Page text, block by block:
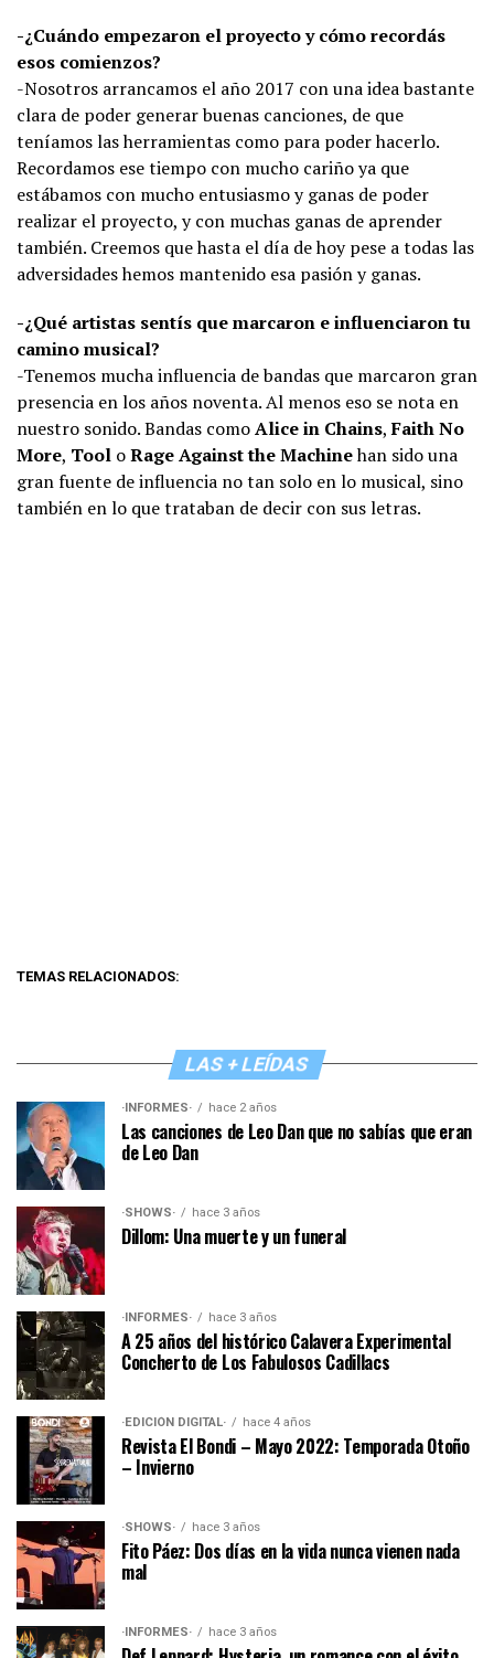
-¿Cuándo empezaron el proyecto y cómo recordás
esos comienzos?
-Nosotros arrancamos el año 2017 con una idea bastante
clara de poder generar buenas canciones, de que
teníamos las herramientas como para poder hacerlo.
Recordamos ese tiempo con mucho cariño ya que
estábamos con mucho entusiasmo y ganas de poder
realizar el proyecto, y con muchas ganas de aprender
también. Creemos que hasta el día de hoy pese a todas las
adversidades hemos mantenido esa pasión y ganas.
-¿Qué artistas sentís que marcaron e influenciaron tu
camino musical?
-Tenemos mucha influencia de bandas que marcaron gran
presencia en los años noventa. Al menos eso se nota en
nuestro sonido. Bandas comoAlice in Chains,Faith No
More, Tool oRage Against the Machinehan sido una
gran fuente de influencia no tan solo en lo musical, sino
también en lo que trataban de decir con sus letras.
TEMAS RELACIONADOS:
LAS + LEÍDAS
·INFORMES· hace 2 años
Las canciones de Leo Dan que no sabías que eran
de Leo Dan
·SHOWS· hace 3 años
Dillom: Una muerte y un funeral
·INFORMES· hace 3 años
A 25 años del histórico Calavera Experimental
Concherto de Los Fabulosos Cadillacs
·EDICIÓN DIGITAL· hace 4 años
Revista El Bondi – Mayo 2022: Temporada Otoño
– Invierno
·SHOWS· hace 3 años
Fito Páez: Dos días en la vida nunca vienen nada
mal
·INFORMES· hace 3 años